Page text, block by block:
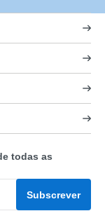
todas as
Subscrever